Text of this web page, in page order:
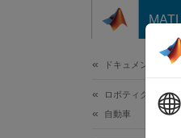
コンテンツへスキップ
ドキュメンテーシ
ロボティクスおよ
自動車